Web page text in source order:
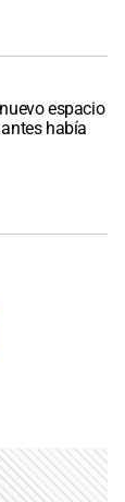
espacio
había